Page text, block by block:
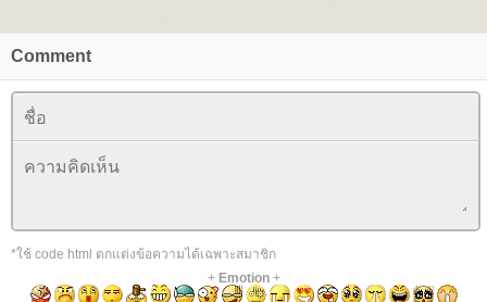
Comment
*ใช้ code html ตกแต่งข้อความได้เฉพาะสมาชิก
+ Emotion+